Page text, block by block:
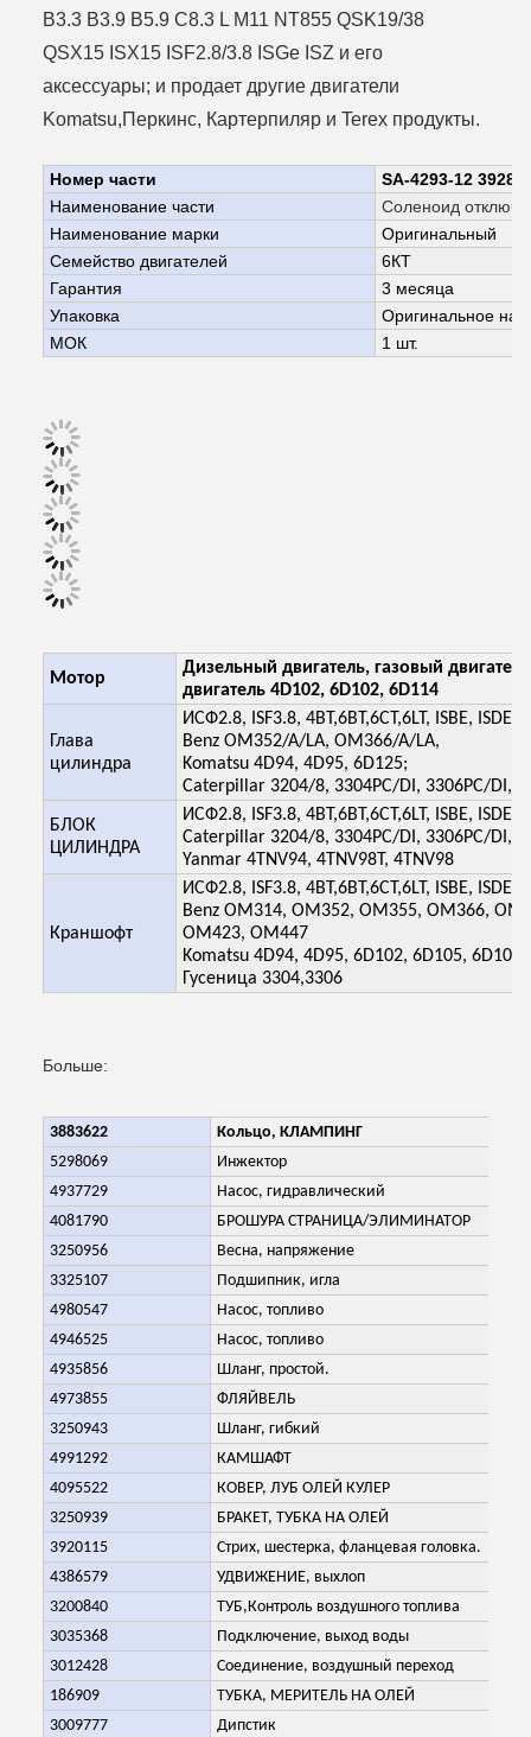
B3.3 B3.9 B5.9 C8.3 L M11 NT855 QSK19/38
QSX15 ISX15 ISF2.8/3.8 ISGe ISZ и его
аксессуары; и продает другие двигатели
Komatsu,Перкинс, Картерпиляр и Terex продукты.
Номер части
SA-4293-12
Наименование части
Соленоид
Наименование марки
Оригинальный
Семейство двигателей
6КТ
Гарантия
3 месяца
Упаковка
Оригинальное
МОК
1 шт.
Мотор
Дизельный двигатель, газовый
двигатель 4D102, 6D102, 6D114
Глава
цилиндра
ИСФ2.8, ISF3.8, 4BT,6BT,6CT,6LT, ISBE, ISDE,
Benz OM352/A/LA, OM366/A/LA,
Komatsu 4D94, 4D95, 6D125;
Caterpillar 3204/8, 3304PC/DI, 3306PC/DI,
БЛОК
ЦИЛИНДРА
ИСФ2.8, ISF3.8, 4BT,6BT,6CT,6LT, ISBE, ISDE,
Caterpillar 3204/8, 3304PC/DI, 3306PC/DI,
Yanmar 4TNV94, 4TNV98T, 4TNV98
Краншофт
ИСФ2.8, ISF3.8, 4BT,6BT,6CT,6LT, ISBE, ISDE,
Benz OM314, OM352, OM355, OM366,
OM423, OM447
Komatsu 4D94, 4D95, 6D102, 6D105,
Гусеница 3304,3306
Больше:
3883622
Кольцо, КЛАМПИНГ
5298069
Инжектор
4937729
Насос, гидравлический
4081790
БРОШУРА СТРАНИЦА/ЭЛИМИНАТОР
3250956
Весна, напряжение
3325107
Подшипник, игла
4980547
Насос, топливо
4946525
Насос, топливо
4935856
Шланг, простой.
4973855
ФЛЯЙВЕЛЬ
3250943
Шланг, гибкий
4991292
КАМШАФТ
4095522
КОВЕР, ЛУБ ОЛЕЙ КУЛЕР
3250939
БРАКЕТ, ТУБКА НА ОЛЕЙ
3920115
Стрих, шестерка, фланцевая головка.
4386579
УДВИЖЕНИЕ, выхлоп
3200840
ТУБ,Контроль воздушного топлива
3035368
Подключение, выход воды
3012428
Соединение, воздушный переход
186909
ТУБКА, МЕРИТЕЛЬ НА ОЛЕЙ
3009777
Дипстик